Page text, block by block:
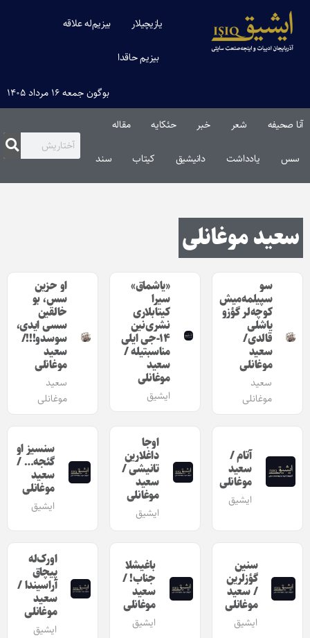
یازیچیلار بیزیم‌له علاقه
بیزیم حاقدا
بوگون جمعه ۱۶ مرداد ۱۴۰۵
آنا صحیفه شعر خبر حئکایه مقاله‌
سس یادداشت دانیشیق کیتاب سند
سعید موغانلی
سو
سپیلمه‌میش
کوچه‌لر گؤزو
یاشلی
قالدی/
سعید
موغانلی
سعید
موغانلی
«یاشماق»
سیرا
کیتابلاری
نشری‌نین
۱۴-جی ایلی
مناسبتیله /
سعید
موغانلی
ایشیق
او‌ حزین
سس، بو‌
خالقین
سسی ایدی،
سوسدو!!!/
سعید
موغانلی
سعید
موغانلی
آتام /
سعید
موغانلی
ایشیق
اوجا
داغلارین
تانیشی /
سعید
موغانلی
ایشیق
سنسیز او
گئجه… /
سعید
موغانلی
ایشیق
سنین
گؤزلرین
/ سعید
موغانلی
ایشیق
باغیشلا
جناب! /
سعید
موغانلی
ایشیق
اورک‌له
پیچاق
آراسیندا /
سعید
موغانلی
ایشیق